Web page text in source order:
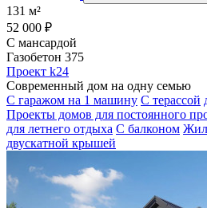
131 м²
52 000 ₽
С мансардой
Газобетон 375
Проект k24
Современный дом на одну семью
С гаражом на 1 машину С терассой
Проекты домов для постоянного
для летнего отдыха С балконом
двускатной крышей